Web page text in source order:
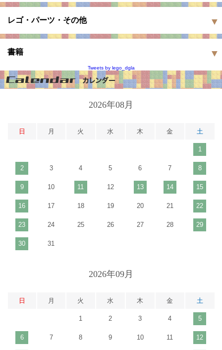
レゴ・パーツ・その他
書籍
Tweets by lego_dgla
2026年08月
日 月 火 水 木 金 土
1
2 3 4 5 6 7 8
9 10 11 12 13 14 15
16 17 18 19 20 21 22
23 24 25 26 27 28 29
30 31
2026年09月
日 月 火 水 木 金 土
1 2 3 4 5
6 7 8 9 10 11 12